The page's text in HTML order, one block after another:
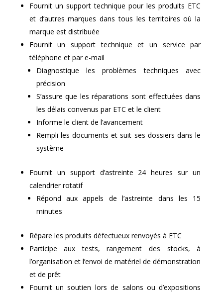
Fournit un support technique pour les produits ETC
et d’autres marques dans tous les territoires où la
marque est distribuée
Fournit un support technique et un service par
téléphone et par e-mail
Diagnostique les problèmes techniques avec
précision
S’assure que les réparations sont effectuées dans
les délais convenus par ETC et le client
Informe le client de l’avancement
Rempli les documents et suit ses dossiers dans le
système
Fournit un support d’astreinte 24 heures sur un
calendrier rotatif
Répond aux appels de l’astreinte dans les 15
minutes
Répare les produits défectueux renvoyés à ETC
Participe aux tests, rangement des stocks, à
l’organisation et l’envoi de matériel de démonstration
et de prêt
Fournit un soutien lors de salons ou d’expositions